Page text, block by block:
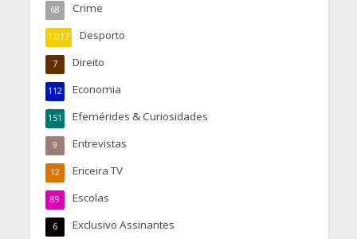
Crime
68
Desporto
1.017
Direito
7
Economia
112
Efemérides & Curiosidades
151
Entrevistas
9
Ericeira TV
12
Escolas
89
Exclusivo Assinantes
6